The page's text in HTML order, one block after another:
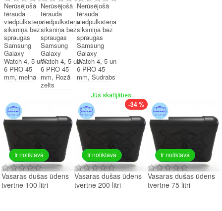
Nerūsējošā
tērauda
viedpulksteņa
siksniņa bez
spraugas
Samsung
Galaxy
Watch 4, 5 un
6 PRO 45
mm, melna
Nerūsējošā
tērauda
viedpulksteņa
siksniņa bez
spraugas
Samsung
Galaxy
Watch 4, 5 un
6 PRO 45
mm, Rozā
zelts
Nerūsējošā
tērauda
viedpulksteņa
siksniņa bez
spraugas
Samsung
Galaxy
Watch 4, 5 un
6 PRO 45
mm, Sudrabs
Jūs skatījāties
Ir noliktavā
Vasaras dušas ūdens
tvertne 100 litri
Ir noliktavā
-34 %
Vasaras dušas ūdens
tvertne 200 litri
Ir noliktavā
Vasaras dušas ūdens
tvertne 75 litri